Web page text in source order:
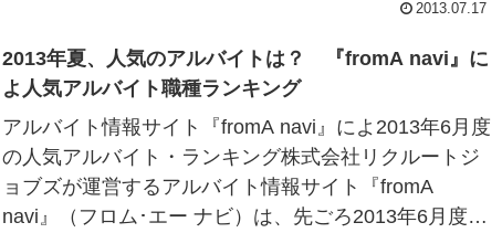
2013.07.17
2013年夏、人気のアルバイトは？ 『fromA navi』に
よ人気アルバイト職種ランキング
アルバイト情報サイト『fromA navi』によ2013年6月度
の人気アルバイト・ランキング株式会社リクルートジ
ョブズが運営するアルバイト情報サイト『fromA
navi』（フロム･エー ナビ）は、先ごろ2013年6月度の